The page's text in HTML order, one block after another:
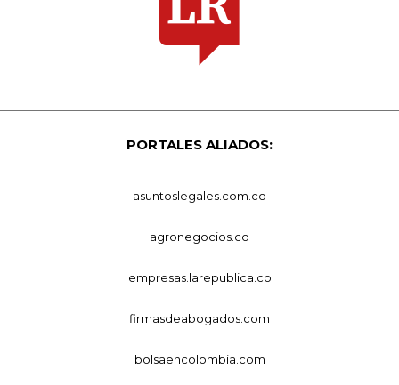
PORTALES ALIADOS:
asuntoslegales.com.co
agronegocios.co
empresas.larepublica.co
firmasdeabogados.com
bolsaencolombia.com